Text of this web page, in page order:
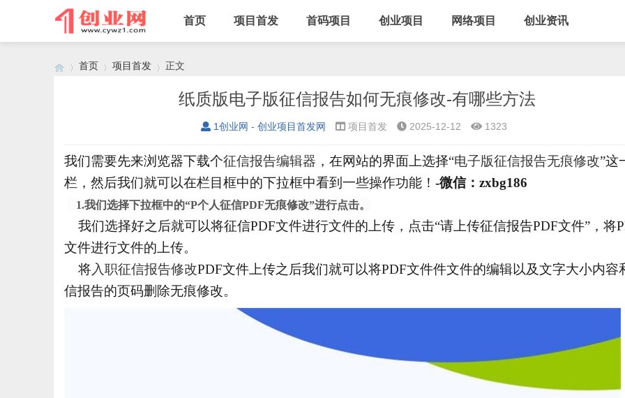
首页 项目首发 首码项目 创业项目 网络项目 创业资讯
首页 项目首发 正文
纸质版电子版征信报告如何无痕修改-有哪些方法
1创业网 - 创业项目首发网 项目首发 2025-12-12 1323
我们需要先来浏览器下载个征信报告编辑器 ，在网站的界面上选择“电子版征信报告无痕修改”这
栏，然后我们就可以在栏目框中的下拉框中看到一些操作功能！ -微信：zxbg186
1.我们选择下拉框中的“P个人征信PDF无痕修改”进行点击。
我们选择好之后就可以将征信PDF文件进行文件的上传，点击“请上传征信报告PDF文件”，将
文件进行文件的上传。
将入职征信报告修改PDF文件上传之后我们就可以将PDF文件件文件的编辑以及文字大小内容
信报告的页码删除无痕修改。